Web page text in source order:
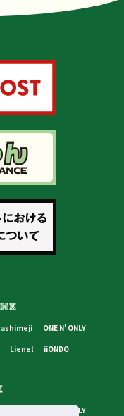
ONE N' ONLY
Lienel iiONDO
ONE N' ONLY